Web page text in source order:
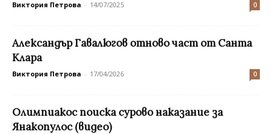
Виктория Петрова - 14/07/2025 0
Александър Гавалюгов отново част от Санта
Клара
Виктория Петрова - 17/04/2026 0
Олимпиакос поиска сурово наказание за
Янакопулос (видео)